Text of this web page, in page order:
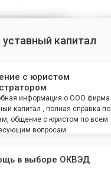
капитал
с юристом
информация о ООО фирма
капитал , полная справка по
общение с юристом по всем
вопросам
в выборе ОКВЭД